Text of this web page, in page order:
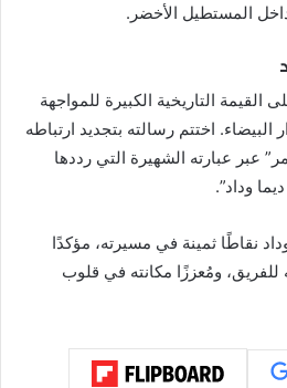
المستطيل الأخضر.
التاريخية الكبيرة للمواجهة
اختتم رسالته بتجديد ارتباطه
عبر عبارته الشهيرة التي رددها
وداد”.
نقاطًا ثمينة في مسيرته، مؤكدًا
ومُعززًا مكانته في قلوب